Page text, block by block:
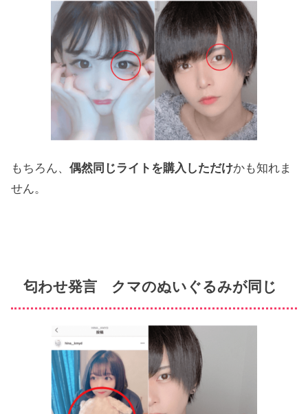
もちろん、偶然同じライトを購入しただけかも知れま
せん。
匂わせ発言 クマのぬいぐるみが同じ